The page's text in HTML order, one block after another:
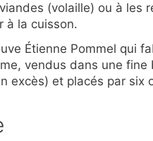
(volaille) ou à les
à la cuisson.
Étienne Pommel qui
vendus dans une fine
excès) et placés par six